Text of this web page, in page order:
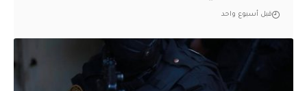
قبل أسبوع واحد